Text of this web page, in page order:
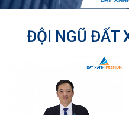
ĐỘI NGŨ ĐẤT